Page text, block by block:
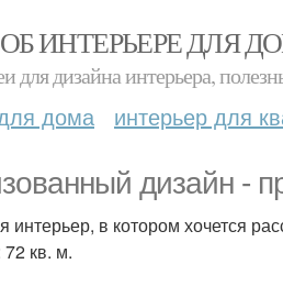
ИНТЕРЬЕРЕ ДЛЯ
для дизайна интерьера,
дома интерьер для
дизайн -
интерьер, в котором хочется
кв. м.